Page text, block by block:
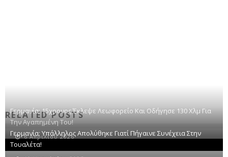
RELATED POSTS
Γερμανία: 15χρονος Έκλεψε Λεωφορείο Και Οδήγησε 130 Χλμ Για
Την Αγαπημένη Του!
6 Απριλίου 2026
Γερμανία: Υπάλληλος Απολύθηκε Γιατί Πήγαινε Συνέχεια Στην
Τουαλέτα!